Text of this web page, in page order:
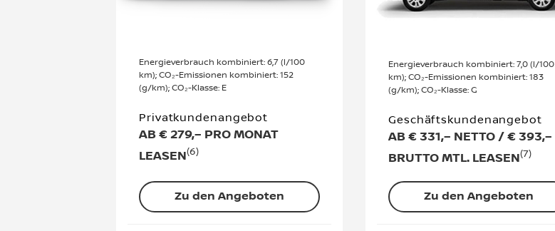
Energieverbrauch kombiniert: 6,7 (l/100
km); CO₂-Emissionen kombiniert: 152
(g/km); CO₂-Klasse: E
Privatkundenangebot
AB € 279,– PRO MONAT
LEASEN(6)
Zu den Angeboten
Energieverbrauch kombiniert: 7,0 (l/100
km); CO₂-Emissionen kombiniert: 183
(g/km); CO₂-Klasse: G
Geschäftskundenangebot
AB € 331,– NETTO / € 393,–
BRUTTO MTL. LEASEN(7)
Zu den Angeboten